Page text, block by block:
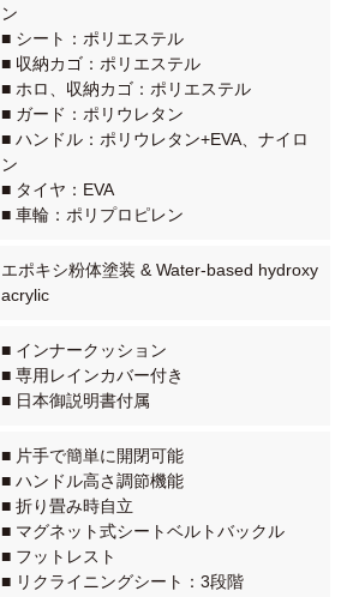
ン
■ シート：ポリエステル
■ 収納カゴ：ポリエステル
■ ホロ、収納カゴ：ポリエステル
■ ガード：ポリウレタン
■ ハンドル：ポリウレタン+EVA、ナイロ
ン
■ タイヤ：EVA
■ 車輪：ポリプロピレン
エポキシ粉体塗装 & Water-based hydroxy
acrylic
■ インナークッション
■ 専用レインカバー付き
■ 日本御説明書付属
■ 片手で簡単に開閉可能
■ ハンドル高さ調節機能
■ 折り畳み時自立
■ マグネット式シートベルトバックル
■ フットレスト
■ リクライニングシート：3段階